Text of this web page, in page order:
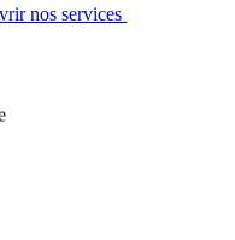
nos services